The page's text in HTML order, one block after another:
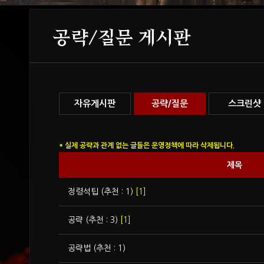
공략/질문 게시판
자유게시판 공략/질문 스크린샷
* 실제 공략과 관계 없는 글들은 운영정책에 따라 삭제됩니다.
제목
정령석팁 (추천 : 1) [1]
공략 (추천 : 3) [1]
공략법 (추천 : 1)